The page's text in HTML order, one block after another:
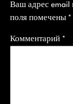
Ваш адрес email
поля помечены *
Комментарий *